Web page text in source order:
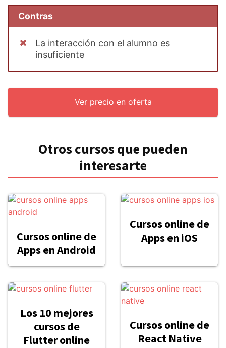
Contras
La interacción con el alumno es
insuficiente
Ver precio en oferta
Otros cursos que pueden
interesarte
Cursos online de
Apps en Android
Cursos online de
Apps en iOS
Los 10 mejores
cursos de
Flutter online
Cursos online de
React Native